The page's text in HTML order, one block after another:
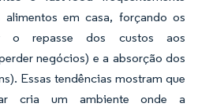
em casa, forçando os
o repasse dos custos aos
negócios) e a absorção dos
Essas tendências mostram que
cria um ambiente onde a